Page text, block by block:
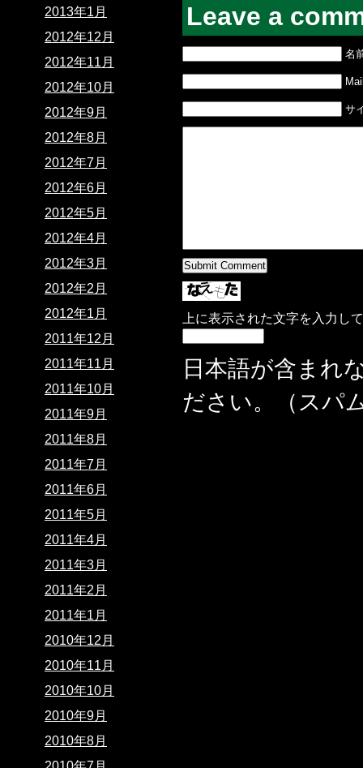
Leave a
名
サ
上に表示された文字を入力し
日本語が含まれ
ださい。（スパ
2013年1月
2012年12月
2012年11月
2012年10月
2012年9月
2012年8月
2012年7月
2012年6月
2012年5月
2012年4月
2012年3月
2012年2月
2012年1月
2011年12月
2011年11月
2011年10月
2011年9月
2011年8月
2011年7月
2011年6月
2011年5月
2011年4月
2011年3月
2011年2月
2011年1月
2010年12月
2010年11月
2010年10月
2010年9月
2010年8月